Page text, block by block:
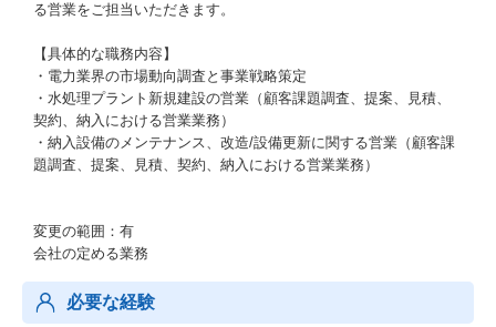
る営業をご担当いただきます。
【具体的な職務内容】
・電力業界の市場動向調査と事業戦略策定
・水処理プラント新規建設の営業（顧客課題調査、提案、見積、
契約、納入における営業業務）
・納入設備のメンテナンス、改造/設備更新に関する営業（顧客課
題調査、提案、見積、契約、納入における営業業務）
変更の範囲：有
会社の定める業務
必要な経験